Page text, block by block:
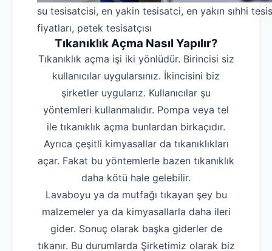
su tesisatcisi, en yakin tesisatci, en yakın sıhhi
fiyatları, petek tesisatçısı
Tıkanıklık Açma Nasıl Yapılır?
Tıkanıklık açma işi iki yönlüdür. Birincisi siz
kullanıcılar uygularsınız. İkincisini biz
şirketler uygularız. Kullanıcılar şu
yöntemleri kullanmalıdır. Pompa veya tel
ile tıkanıklık açma bunlardan birkaçıdır.
Ayrıca çeşitli kimyasallar da tıkanıklıkları
açar. Fakat bu yöntemlerle bazen tıkanıklık
daha kötü hale gelebilir.
Lavaboyu ya da mutfağı tıkayan şey bu
malzemeler ya da kimyasallarla daha ileri
gider. Sonuç olarak başka giderler de
tıkanır. Bu durumlarda Şirketimiz olarak biz